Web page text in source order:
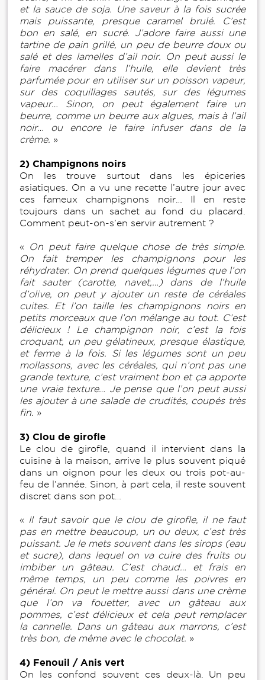
et la sauce de soja. Une saveur à la fois sucrée
mais puissante, presque caramel brulé. C’est
bon en salé, en sucré. J’adore faire aussi une
tartine de pain grillé, un peu de beurre doux ou
salé et des lamelles d’ail noir. On peut aussi le
faire macérer dans l’huile, elle devient très
parfumée pour en utiliser sur un poisson vapeur,
sur des coquillages sautés, sur des légumes
vapeur… Sinon, on peut également faire un
beurre, comme un beurre aux algues, mais à l’ail
noir… ou encore le faire infuser dans de la
crème. »
2) Champignons noirs
On les trouve surtout dans les épiceries
asiatiques. On a vu une recette l’autre jour avec
ces fameux champignons noir… Il en reste
toujours dans un sachet au fond du placard.
Comment peut-on-s’en servir autrement ?
«
On peut faire quelque chose de très simple.
On fait tremper les champignons pour les
réhydrater. On prend quelques légumes que l’on
fait sauter (carotte, navet,…) dans de l’huile
d’olive, on peut y ajouter un reste de céréales
cuites. Et l’on taille les champignons noirs en
petits morceaux que l’on mélange au tout. C’est
délicieux ! Le champignon noir, c’est la fois
croquant, un peu gélatineux, presque élastique,
et ferme à la fois. Si les légumes sont un peu
mollassons, avec les céréales, qui n’ont pas une
grande texture, c’est vraiment bon et ça apporte
une vraie texture… Je pense que l’on peut aussi
les ajouter à une salade de crudités, coupés très
fin. »
3) Clou de girofle
Le clou de girofle, quand il intervient dans la
cuisine à la maison, arrive le plus souvent piqué
dans un oignon pour les deux ou trois pot-au-
feu de l’année. Sinon, à part cela, il reste souvent
discret dans son pot…
« Il faut savoir que le clou de girofle, il ne faut
pas en mettre beaucoup, un ou deux, c’est très
puissant. Je le mets souvent dans les sirops (eau
et sucre), dans lequel on va cuire des fruits ou
imbiber un gâteau. C’est chaud… et frais en
même temps, un peu comme les poivres en
général. On peut le mettre aussi dans une crème
que l’on va fouetter, avec un gâteau aux
pommes, c’est délicieux et cela peut remplacer
la cannelle. Dans un gâteau aux marrons, c’est
très bon, de même avec le chocolat. »
4) Fenouil / Anis vert
On les confond souvent ces deux-là. Un peu